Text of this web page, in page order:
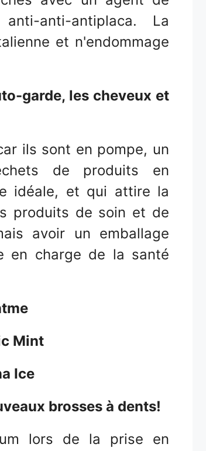
anti-antiplaca. La
et n'endommage
garde, les cheveux et
ils sont en pompe, un
de produits en
idéale, et qui attire la
produits de soin et de
avoir un emballage
en charge de la santé
Mint
Ice
brosses à dents!
lors de la prise en